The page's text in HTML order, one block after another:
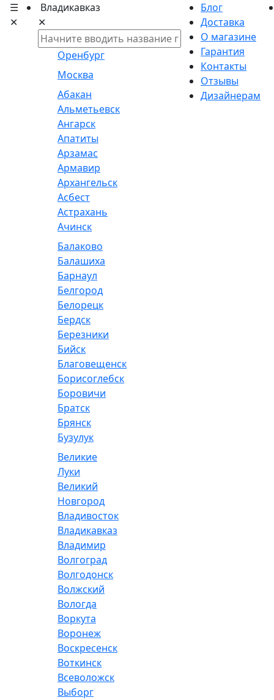
☰
✕
Владикавказ
✕
Оренбург
Москва
Абакан
Альметьевск
Ангарск
Апатиты
Арзамас
Армавир
Архангельск
Асбест
Астрахань
Ачинск
Балаково
Балашиха
Барнаул
Белгород
Белорецк
Бердск
Березники
Бийск
Благовещенск
Борисоглебск
Боровичи
Братск
Брянск
Бузулук
Великие
Луки
Великий
Новгород
Владивосток
Владикавказ
Владимир
Волгоград
Волгодонск
Волжский
Вологда
Воркута
Воронеж
Воскресенск
Воткинск
Всеволожск
Выборг
Блог
Доставка
О магазине
Гарантия
Контакты
Отзывы
Дизайнерам